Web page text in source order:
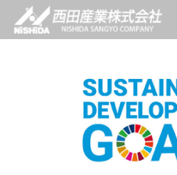
esend
alue